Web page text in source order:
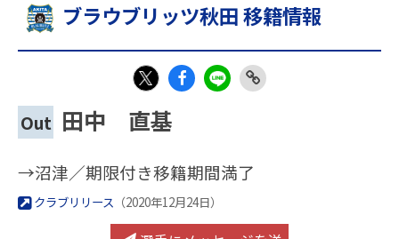
ブラウブリッツ秋田 移籍情報
k
Out 田中 直基
→沼津／期限付き移籍期間満了
クラブリリース （2020年12月24日）